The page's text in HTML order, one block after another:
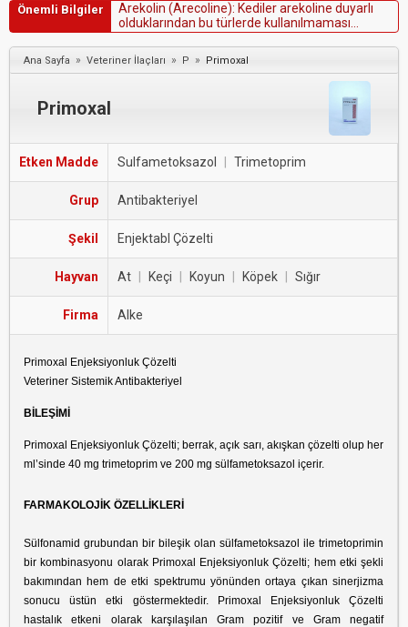
Önemli Bilgiler Areko in (Areco ine): Kedi erareko ine duyarı
o dukarından bu türerde ku anı maması
gerekmektedir.
Ana Sayfa » Veteriner İlaçları » P » Primoxal
Primoxal
Etken Madde Sulfametoksazol Trimetoprim
Grup Antibakteriyel
Şekil Enjektabl Çözelti
Hayvan At Keçi Koyun Köpek Sığır
Firma Alke
Primoxal Enjeksiyonluk Çözelti
Veteriner Sistemik Antibakteriyel
BİLEŞİMİ
Primoxal Enjeksiyonluk Çözelti; berrak, açık sarı, akışkan çözelti olup her
ml’sinde 40 mg trimetoprim ve 200 mg sülfametoksazol içerir.
FARMAKOLOJİK ÖZELLİKLERİ
Sülfonamid grubundan bir bileşik olan sülfametoksazol ile trimetoprimin
bir kombinasyonu olarak Primoxal Enjeksiyonluk Çözelti; hem etki şekli
bakımından hem de etki spektrumu yönünden ortaya çıkan sinerjizma
sonucu üstün etki göstermektedir. Primoxal Enjeksiyonluk Çözelti
hastalık etkeni olarak karşılaşılan Gram pozitif ve Gram negatif